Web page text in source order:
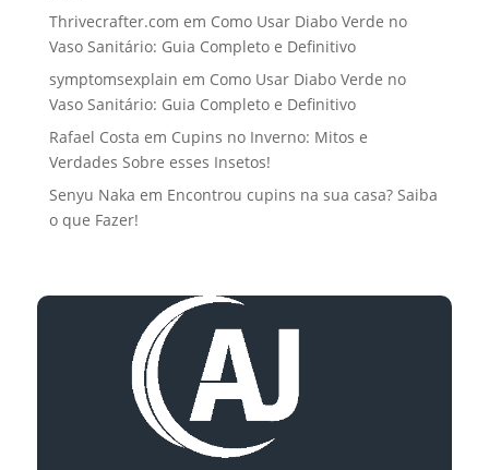
Thrivecrafter.com em Como Usar Diabo Verde no
Vaso Sanitário: Guia Completo e Definitivo
symptomsexplain em Como Usar Diabo Verde no
Vaso Sanitário: Guia Completo e Definitivo
Rafael Costa em Cupins no Inverno: Mitos e
Verdades Sobre esses Insetos!
Senyu Naka em Encontrou cupins na sua casa? Saiba
o que Fazer!